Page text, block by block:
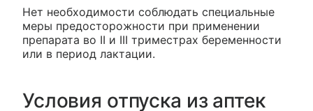
Нет необходимости соблюдать специальные
меры предосторожности при применении
препарата во II и III триместрах беременности
или в период лактации.
Условия отпуска из аптек